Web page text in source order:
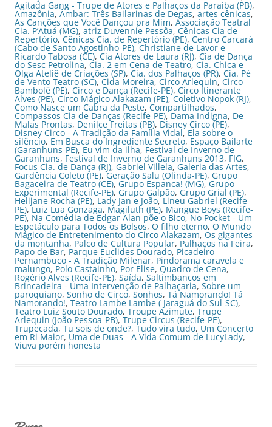
Agitada Gang - Trupe de Atores e Palhaços da Paraíba (PB),
Amazônia, Âmbar: Três Bailarinas de Degas, artes cênicas,
As Canções que Você Dançou pra Mim, Associação Teatral
Cia. P’Atuá (MG), atriz Duvennie Pessôa, Cênicas Cia de
Repertório,Cênicas Cia. de Repertório (PE), Centro Carcará
(Cabo de Santo Agostinho-PE),Christiane de Lavor e
Ricardo Tabosa (CE), Cia Atores de Laura (RJ), Cia de Dança
do Sesc Petrolina, Cia. 2 em Cena de Teatro, Cia. Chica e
Olga Ateliê de Criações (SP), Cia. dos Palhaços (PR), Cia. Pé
de Vento Teatro (SC), Cida Moreira, Circo Arlequin, Circo
Bambolê (PE), Circo e Dança (Recife-PE), Circo Itinerante
Alves (PE), Circo Mágico Alakazam (PE),Coletivo Nopok (RJ),
Como Nasce um Cabra da Peste, Compartilhados,
Compassos Cia de Danças (Recife-PE),Dama Indigna, De
Malas Prontas, Denilce Freitas (PB), Disney Circo (PE),
Disney Circo - A Tradição da Família Vidal, Ela sobre o
silêncio, Em Busca do Ingrediente Secreto, Espaço Bailarte
(Garanhuns-PE), Eu vim da ilha, Festival de Inverno de
Garanhuns, Festival de Inverno de Garanhuns 2013, FIG,
Focus Cia. de Dança (RJ), Gabriel Villela, Galeria das Artes,
Gardência Coleto (PE),Geração Salu (Olinda-PE), Grupo
Bagaceira de Teatro (CE), Grupo Espanca! (MG), Grupo
Experimental (Recife-PE), Grupo Galpão, Grupo Grial (PE),
Helijane Rocha (PE), Lady Jan e João,Lineu Gabriel (Recife-
PE),Luiz Lua Gonzaga, Magiluth (PE), Mangue Boys (Recife-
PE), Na Comédia de Edgar Alan põe o Bico, No Pocket - Um
Espetáculo para Todos os Bolsos, O filho eterno, O Mundo
Mágico de Entretenimento do Circo Alakazam, Os gigantes
da montanha, Palco de Cultura Popular, Palhaços na Feira,
Papo de Bar, Parque Euclides Dourado, Picadeiro
Pernambuco - A Tradição Milenar, Pindorama caravela e
malungo, Polo Castainho, Por Elise, Quadro de Cena,
Rogério Alves (Recife-PE), Saída, Saltimbancos em
Brincadeira - Uma Intervenção de Palhaçaria, Sobre um
paroquiano, Sonho de Circo, Sonhos, Tá Namorando! Tá
Namorando!, Teatro Lambe Lambe ( Jaraguá do Sul-SC),
Teatro Luiz Souto Dourado, Troupe Azimute, Trupe
Arlequin (João Pessoa-PB), Trupe Circus (Recife-PE),
Trupecada, Tu sois de onde?, Tudo vira tudo, Um Concerto
em Ri Maior, Uma de Duas - A Vida Comum de LucyLady,
Viuva porém honesta